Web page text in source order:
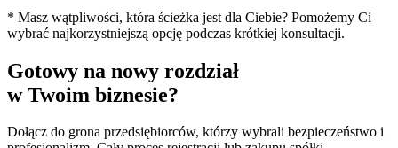
* Masz wątpliwości, która ścieżka jest dla Ciebie? Pomożemy Ci
wybrać najkorzystniejszą opcję podczas krótkiej konsultacji.
Gotowy na nowy rozdział
w Twoim biznesie?
Dołącz do grona przedsiębiorców, którzy wybrali bezpieczeństwo i